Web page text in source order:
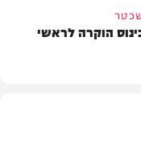
הוקרה לראשי